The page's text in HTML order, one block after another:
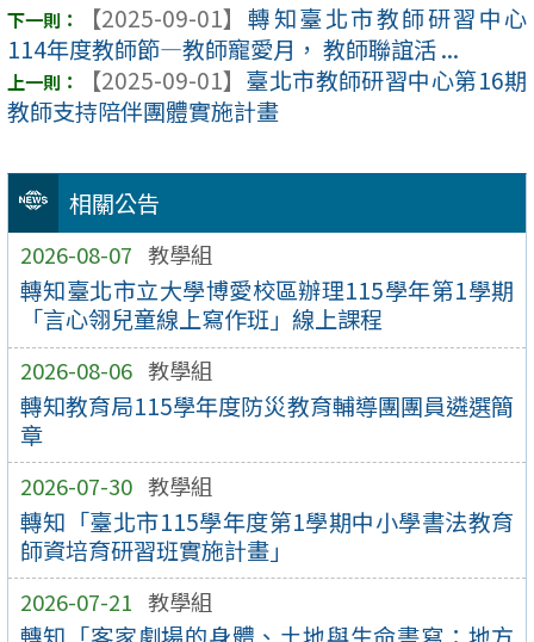
相關公告
2026-08-07 教學組
轉知臺北市立大學博愛校區辦理115學年第1學期
「言心翎兒童線上寫作班」線上課程
2026-08-06 教學組
轉知教育局115學年度防災教育輔導團團員遴選簡
章
2026-07-30 教學組
轉知「臺北市115學年度第1學期中小學書法教育
師資培育研習班實施計畫」
2026-07-21 教學組
【2025-09-01】 轉知臺北市教師研習中心
114年度教師節—教師寵愛月， 教師聯誼活 ...
【2025-09-01】 臺北市教師研習中心第16期
教師支持陪伴團體實施計畫